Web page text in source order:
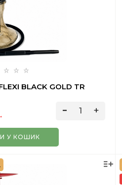
BLACK GOLD TR
У КОШИК